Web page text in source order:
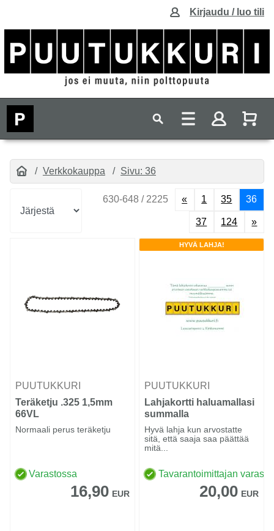
Kirjaudu / luo tili
Verkkokauppa Sivu: 36
630-648 / 2225 « 1 35 36
37 124 »
PUUTUKKURI
Teräketju .325 1,5mm
66VL
Normaali perus teräketju
Varastossa
16,90 EUR
HYVÄ LAHJA!
PUUTUKKURI
Lahjakortti haluamallasi
summalla
Hyvä lahja kun arvostatte
sitä, että saaja saa päättää
mitä...
Tavarantoimittajan
20,00 EUR